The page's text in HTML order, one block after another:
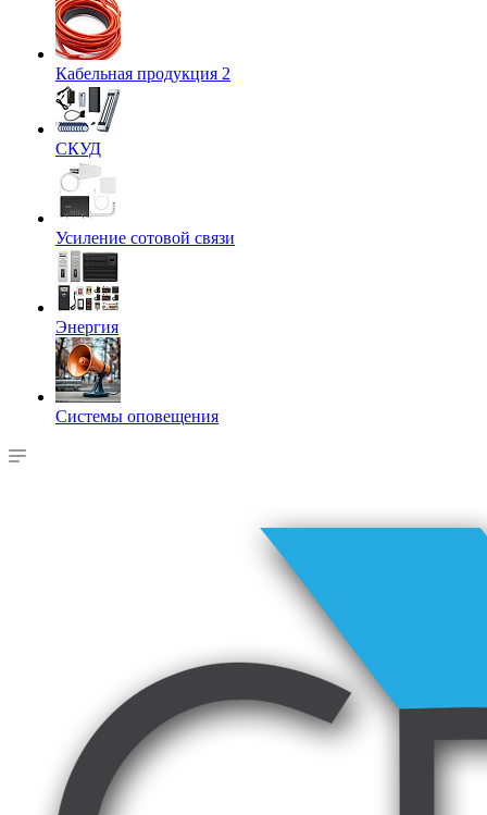
Кабельная продукция 2
СКУД
Усиление сотовой связи
Энергия
Системы оповещения